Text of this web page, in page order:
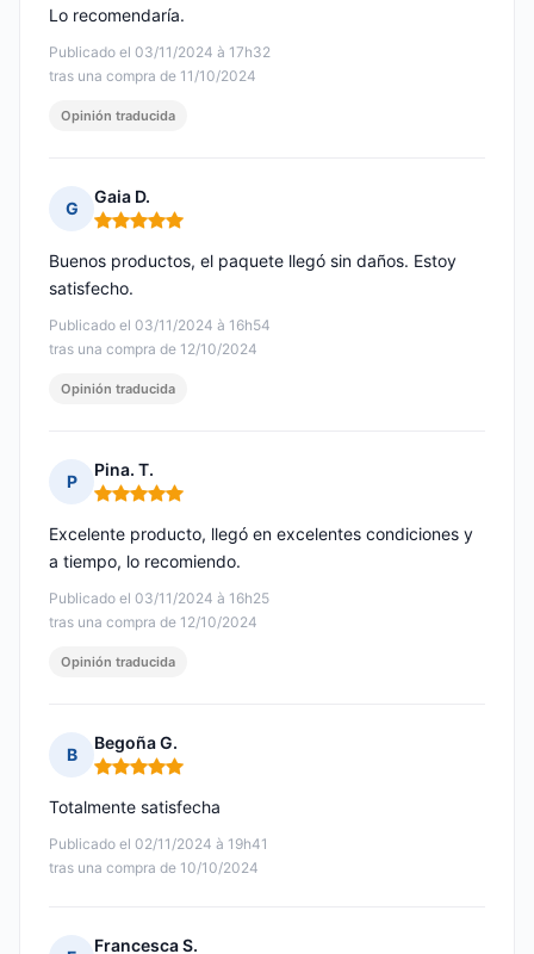
Publicado el 03/11/2024 à 17h32
tras una compra de 11/10/2024
Lo recomendaría.
Opinión traducida
G
Gaia D.
Nota: 5 de 5
Publicado el 03/11/2024 à 16h54
tras una compra de 12/10/2024
Buenos productos, el paquete llegó sin daños. Estoy
satisfecho.
Opinión traducida
P
Pina. T.
Nota: 5 de 5
Publicado el 03/11/2024 à 16h25
tras una compra de 12/10/2024
Excelente producto, llegó en excelentes condiciones y
a tiempo, lo recomiendo.
Opinión traducida
B
Begoña G.
Nota: 5 de 5
Publicado el 02/11/2024 à 19h41
tras una compra de 10/10/2024
Totalmente satisfecha
Francesca S.